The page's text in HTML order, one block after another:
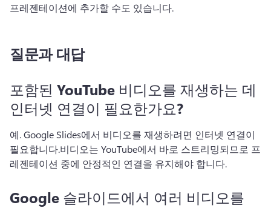
프레젠테이션에 추가할 수도 있습니다.
질문과 대답
포함된 YouTube 비디오를 재생하는 데
인터넷 연결이 필요한가요?
예. Google Slides에서 비디오를 재생하려면 인터넷 연결이
필요합니다.비디오는 YouTube에서 바로 스트리밍되므로 프
레젠테이션 중에 안정적인 연결을 유지해야 합니다.
Google 슬라이드에서 여러 비디오를